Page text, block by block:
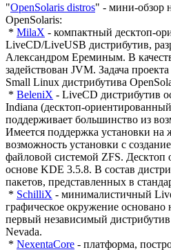
"OpenSolaris distros" - мини-обзор
OpenSolaris:
* MilaX - компактный десктоп-
LiveCD/LiveUSB дистрибутив,
Александром Ереминым. В
задействован JVM. Задача
Small Linux дистрибутива
* BeleniX - LiveCD дистрибутив
Indiana (десктоп-
поддерживает большинство из
Имеется поддержка установки на
возможность установки с
файловой системой ZFS. Десктоп
основе KDE 3.5.8. В состав
пакетов, представленных в
* SchilliX - минималистичный
графическое окружение
первый независимый
Nevada.
* NexentaCore - платформа,